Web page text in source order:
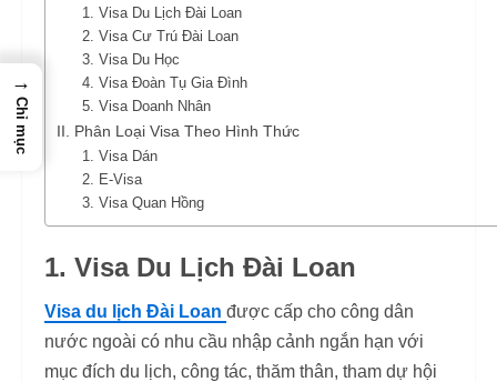
1. Visa Du Lịch Đài Loan
2. Visa Cư Trú Đài Loan
3. Visa Du Học
4. Visa Đoàn Tụ Gia Đình
5. Visa Doanh Nhân
II. Phân Loại Visa Theo Hình Thức
1. Visa Dán
2. E-Visa
3. Visa Quan Hồng
1. Visa Du Lịch Đài Loan
Visa du lịch Đài Loan được cấp cho công dân
nước ngoài có nhu cầu nhập cảnh ngắn hạn với
mục đích du lịch, công tác, thăm thân, tham dự hội
→
Chỉ mục